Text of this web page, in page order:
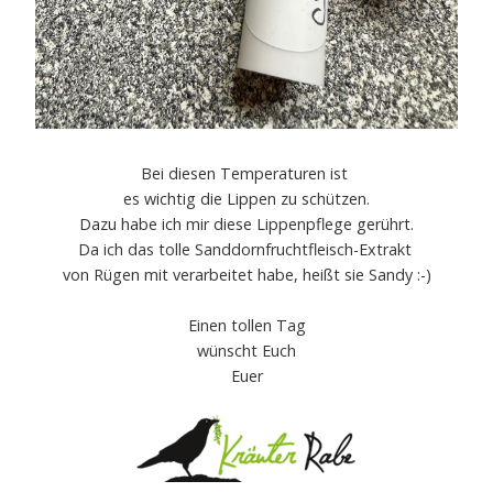
Bei diesen Temperaturen ist
es wichtig die Lippen zu schützen.
Dazu habe ich mir diese Lippenpflege gerührt.
Da ich das tolle Sanddornfruchtfleisch-Extrakt
von Rügen mit verarbeitet habe, heißt sie Sandy :-)
Einen tollen Tag
wünscht Euch
Euer